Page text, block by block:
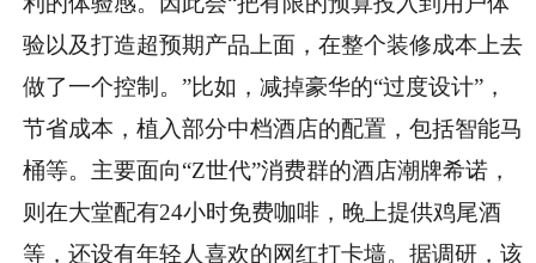
验以及打造超预期产品上面，在整个装修成本上去
做了一个控制。”比如，减掉豪华的“过度设计”，
节省成本，植入部分中档酒店的配置，包括智能马
桶等。主要面向“Z世代”消费群的酒店潮牌希诺，
则在大堂配有24小时免费咖啡，晚上提供鸡尾酒
等，还设有年轻人喜欢的网红打卡墙。据调研，该